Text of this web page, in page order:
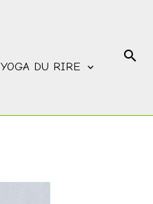
YOGA DU RIRE